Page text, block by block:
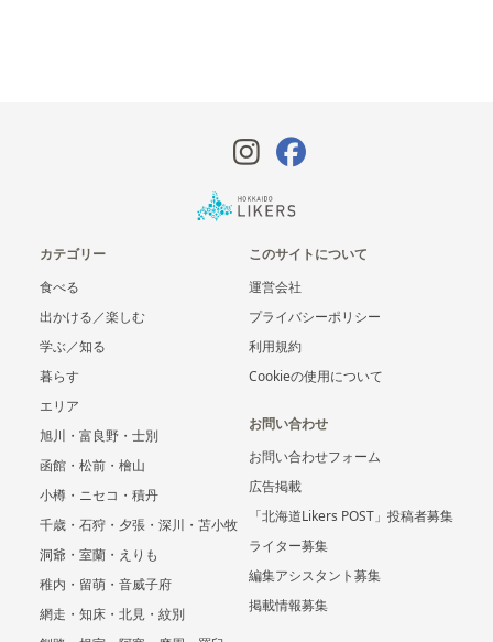
カテゴリー
食べる
出かける／楽しむ
学ぶ／知る
暮らす
エリア
旭川・富良野・士別
函館・松前・檜山
小樽・ニセコ・積丹
千歳・石狩・夕張・深川・苫小牧
洞爺・室蘭・えりも
稚内・留萌・音威子府
網走・知床・北見・紋別
このサイトについて
運営会社
プライバシーポリシー
利用規約
Cookieの使用について
お問い合わせ
お問い合わせフォーム
広告掲載
「北海道Likers POST」投稿者募集
ライター募集
編集アシスタント募集
掲載情報募集